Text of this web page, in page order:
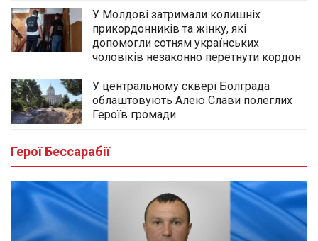
У Молдові затримали колишніх
прикордонників та жінку, які
допомогли сотням українських
чоловіків незаконно перетнути кордон
У центральному сквері Болграда
облаштовують Алею Слави полеглих
Героїв громади
Герої Бессарабії